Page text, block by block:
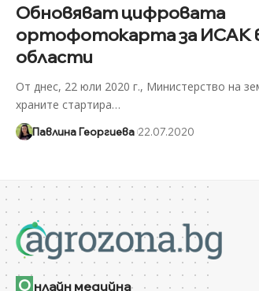
Обновяват цифровата
ортофотокарта за ИСАК
области
От днес, 22 юли 2020 г., Министерство на
храните стартира…
Павлина Георгиева 22.07.2020
О нлайн медийна